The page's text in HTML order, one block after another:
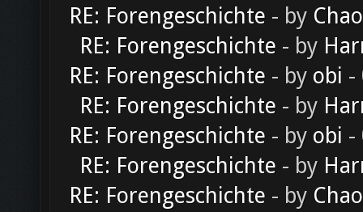
RE: Forengeschichte - by
RE: Forengeschichte - by
RE: Forengeschichte - by obi -
RE: Forengeschichte - by
RE: Forengeschichte - by obi -
RE: Forengeschichte - by
RE: Forengeschichte - by